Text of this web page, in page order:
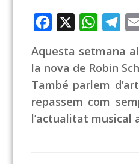
Facebook
Aquesta setmana
la nova de Robin
També parlem
repassem com
l’actualitat musical